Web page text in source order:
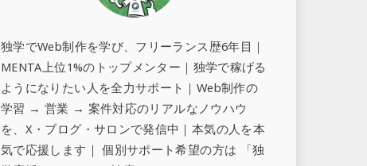
独学でWeb制作を学び、フリーランス歴6年目｜
MENTA上位1%のトップメンター｜独学で稼げる
ようになりたい人を全力サポート ｜Web制作の
学習 → 営業 → 案件対応のリアルなノウハウ
を、X・ブログ・サロンで発信中｜本気の人を本
気で応援します｜ 個別サポート希望の方は 「独